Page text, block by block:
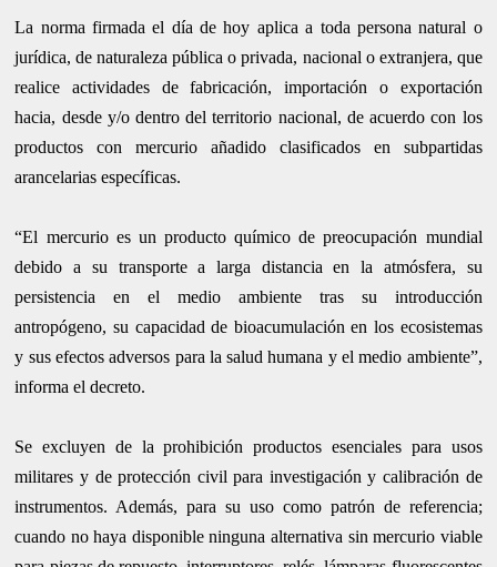
La norma firmada el día de hoy aplica a toda persona natural o
jurídica, de naturaleza pública o privada, nacional o extranjera, que
realice actividades de fabricación, importación o exportación
hacia, desde y/o dentro del territorio nacional, de acuerdo con los
productos con mercurio añadido clasificados en subpartidas
arancelarias específicas.
“El mercurio es un producto químico de preocupación mundial
debido a su transporte a larga distancia en la atmósfera, su
persistencia en el medio ambiente tras su introducción
antropógeno, su capacidad de bioacumulación en los ecosistemas
y sus efectos adversos para la salud humana y el medio ambiente”,
informa el decreto.
Se excluyen de la prohibición productos esenciales para usos
militares y de protección civil para investigación y calibración de
instrumentos. Además, para su uso como patrón de referencia;
cuando no haya disponible ninguna alternativa sin mercurio viable